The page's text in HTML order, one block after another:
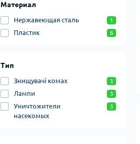
Материал
Нержавеющая сталь 1
Пластик 6
Тип
Знищувачі комах 3
Лампи 3
Уничтожители
насекомых
3